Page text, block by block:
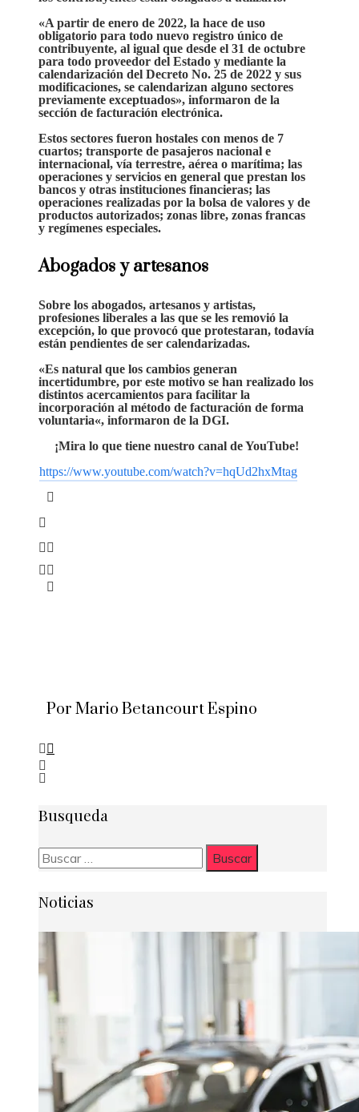
«A partir de enero de 2022, la hace de uso
obligatorio para todo nuevo registro único de
contribuyente, al igual que desde el 31 de octubre
para todo proveedor del Estado y mediante la
calendarización del Decreto No. 25 de 2022 y sus
modificaciones, se calendarizan alguno sectores
previamente exceptuados», informaron de la
sección de facturación electrónica.
Estos sectores fueron hostales con menos de 7
cuartos; transporte de pasajeros nacional e
internacional, vía terrestre, aérea o marítima; las
operaciones y servicios en general que prestan los
bancos y otras instituciones financieras; las
operaciones realizadas por la bolsa de valores y de
productos autorizados; zonas libre, zonas francas
y regímenes especiales.
Abogados y artesanos
Sobre los abogados, artesanos y artistas,
profesiones liberales a las que se les removió la
excepción, lo que provocó que protestaran, todavía
están pendientes de ser calendarizadas.
«Es natural que los cambios generan
incertidumbre, por este motivo se han realizado los
distintos acercamientos para facilitar la
incorporación al método de facturación de forma
voluntaria«, informaron de la DGI.
¡Mira lo que tiene nuestro canal de YouTube!
https://www.youtube.com/watch?v=hqUd2hxMtag
Por Mario Betancourt Espino
Busqueda
Buscar:
Noticias